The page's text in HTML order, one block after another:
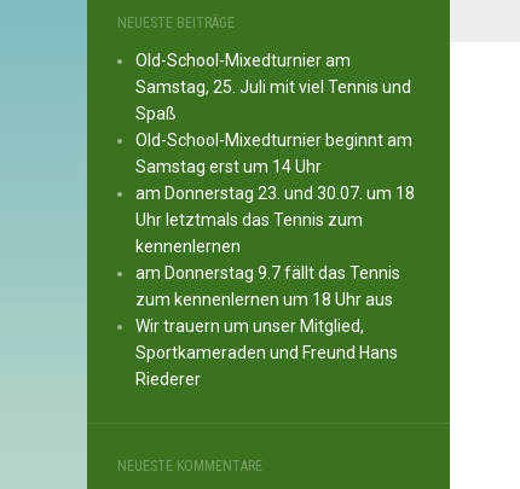
NEUESTE BEITRÄGE
Old-School-Mixedturnier am
Samstag, 25. Juli mit viel Tennis und
Spaß
Old-School-Mixedturnier beginnt am
Samstag erst um 14 Uhr
am Donnerstag 23. und 30.07. um 18
Uhr letztmals das Tennis zum
kennenlernen
am Donnerstag 9.7 fällt das Tennis
zum kennenlernen um 18 Uhr aus
Wir trauern um unser Mitglied,
Sportkameraden und Freund Hans
Riederer
NEUESTE KOMMENTARE